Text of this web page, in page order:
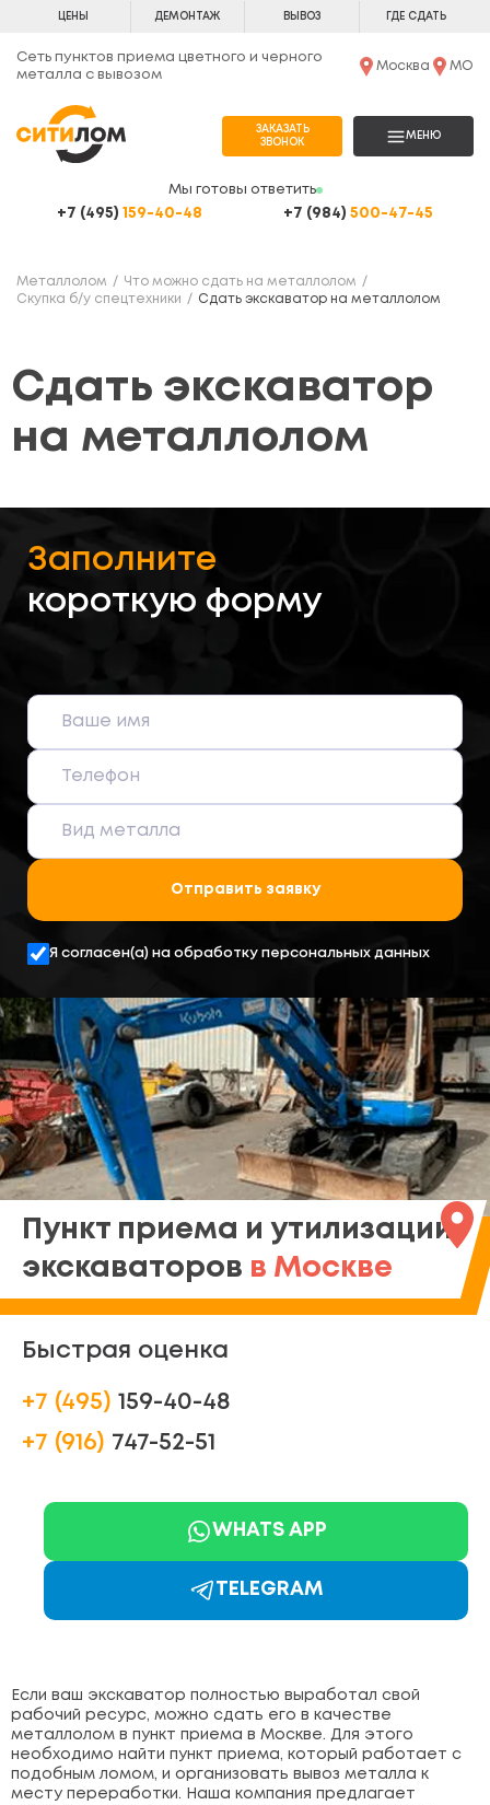
ЦЕНЫ ДЕМОНТАЖ ВЫВОЗ ГДЕ СДАТЬ
Сеть пунктов приема цветного и черного
металла с вывозом
Москва МО
Мы готовы ответить
+7 (495) 159-40-48 +7 (984) 500-47-45
ЗАКАЗАТЬ
ЗВОНОК
МЕНЮ
Металлолом
Что можно сдать на металлолом
Скупка б/у спецтехники
Сдать экскаватор на металлолом
Сдать экскаватор
на металлолом
Заполните
короткую форму
Отправить заявку
Я согласен(а) на обработку персональных данных
Пункт приема и утилизации
экскаваторов в Москве
Быстрая оценка
+7 (495) 159-40-48
+7 (916) 747-52-51
WHATS APP
TELEGRAM
Если ваш экскаватор полностью выработал свой
рабочий ресурс, можно сдать его в качестве
металлолом в пункт приема в Москве. Для этого
необходимо найти пункт приема, который работает с
подобным ломом, и организовать вывоз металла к
месту переработки. Наша компания предлагает